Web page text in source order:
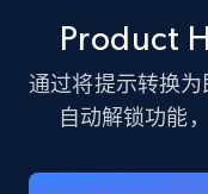
Instagram -
Product
通过将提示转换
自动解锁功能